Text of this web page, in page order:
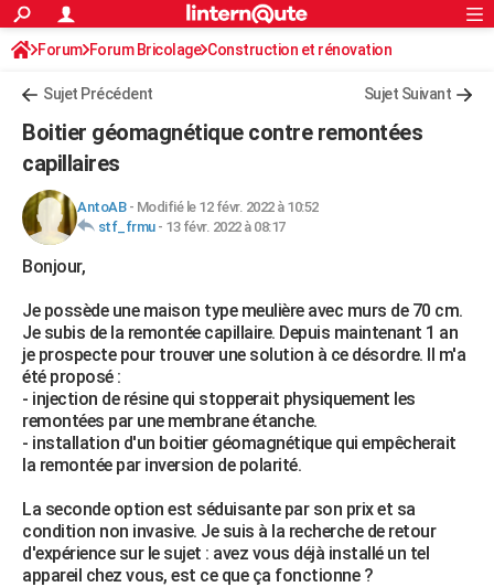
ACTUALITÉS
Politique
Société
Faits Divers
Education
Monde
Villes
+
Programme TV
Streaming
Sorties cinéma
Musique
FINANCE
Retraite
Impôts
Epargne
Immobilier
Risques naturels par ville
Banque
Assurance
Crédit
AUTO
Essais
Réserver un essai
Citadines
Berlines
SUV
Forum auto
HIGH-TECH
Forum
Aménagement intérieur
Extérieur
Cuisine
Salle de bains
Jardinage
Rangement
WEEK-END
Guides de France
Escapades
Patrimoine
Expositions
Musées
Week-end nature
+LIFESTYLE
Art de vivre
Bien-être
Loisirs
Mode
Modes de vie
SANTE
Alimentation
Guide de la santé
Maladies
Médicaments
Sommeil
VOYAGE
Destinations
City break
Voyage nature
Voyage de noces
Forum
Climat
+PHOTO
GUIDES D'ACHAT
Rechercher
S'inscrire
Connexion
Forum Forum Bricolage Construction et rénovation
Sujet Précédent Sujet Suivant
Boitier géomagnétique contre remontées
capillaires
AntoAB- Modifié le 12 févr. 2022 à 10:52
stf_frmu- 13 févr. 2022 à 08:17
Bonjour,
Je possède une maison type meulière avec murs de 70 cm.
Je subis de la remontée capillaire. Depuis maintenant 1 an
je prospecte pour trouver une solution à ce désordre. Il m'a
été proposé :
- injection de résine qui stopperait physiquement les
remontées par une membrane étanche.
- installation d'un boitier géomagnétique qui empêcherait
la remontée par inversion de polarité.
La seconde option est séduisante par son prix et sa
condition non invasive. Je suis à la recherche de retour
d'expérience sur le sujet : avez vous déjà installé un tel
appareil chez vous, est ce que ça fonctionne ?